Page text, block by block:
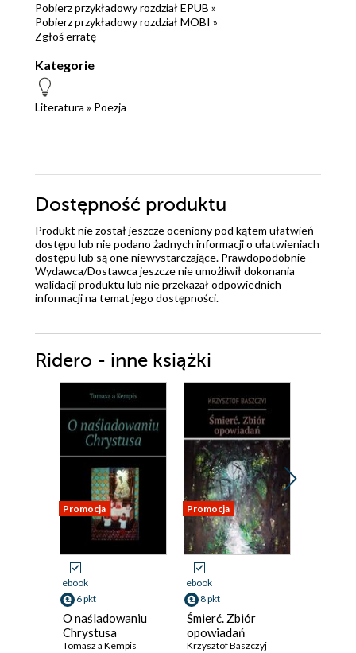
Pobierz przykładowy rozdział EPUB »
Pobierz przykładowy rozdział MOBI »
Zgłoś erratę
Kategorie
Literatura » Poezja
Dostępność produktu
Produkt nie został jeszcze oceniony pod kątem ułatwień
dostępu lub nie podano żadnych informacji o ułatwieniach
dostępu lub są one niewystarczające. Prawdopodobnie
Wydawca/Dostawca jeszcze nie umożliwił dokonania
walidacji produktu lub nie przekazał odpowiednich
informacji na temat jego dostępności.
Ridero - inne książki
Promocja
ebook
6 pkt
O naśladowaniu
Chrystusa
Tomasz a Kempis
Promocja
ebook
8 pkt
Śmierć. Zbiór
opowiadań
Krzysztof Baszczyj